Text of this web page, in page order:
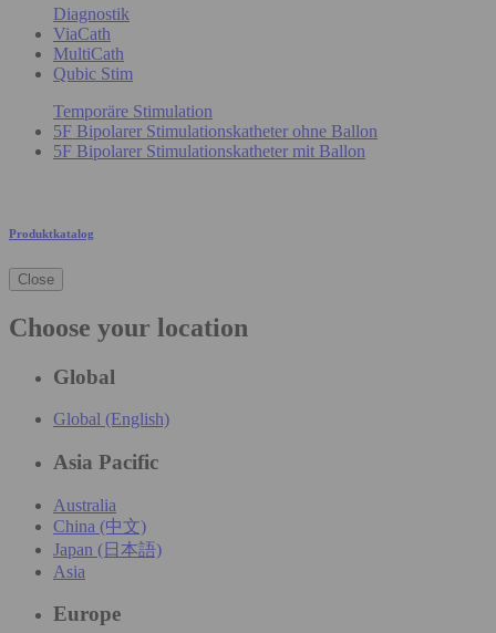
Diagnostik
ViaCath
MultiCath
Qubic Stim
Temporäre Stimulation
5F Bipolarer Stimulationskatheter ohne Ballon
5F Bipolarer Stimulationskatheter mit Ballon
Produktkatalog
Close
Choose your location
Global
Global (English)
Asia Pacific
Australia
China (中文)
Japan (日本語)
Asia
Europe